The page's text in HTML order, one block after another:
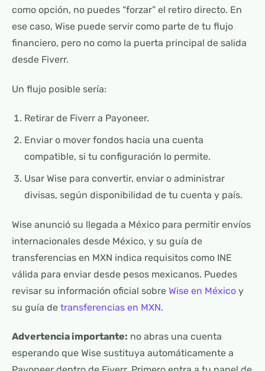
como opción, no puedes “forzar” el retiro directo. En
ese caso, Wise puede servir como parte de tu flujo
financiero, pero no como la puerta principal de salida
desde Fiverr.
Un flujo posible sería:
Retirar de Fiverr a Payoneer.
Enviar o mover fondos hacia una cuenta
compatible, si tu configuración lo permite.
Usar Wise para convertir, enviar o administrar
divisas, según disponibilidad de tu cuenta y país.
Wise anunció su llegada a México para permitir envíos
internacionales desde México, y su guía de
transferencias en MXN indica requisitos como INE
válida para enviar desde pesos mexicanos. Puedes
revisar su información oficial sobre Wise en México y
su guía de transferencias en MXN.
Advertencia importante: no abras una cuenta
esperando que Wise sustituya automáticamente a